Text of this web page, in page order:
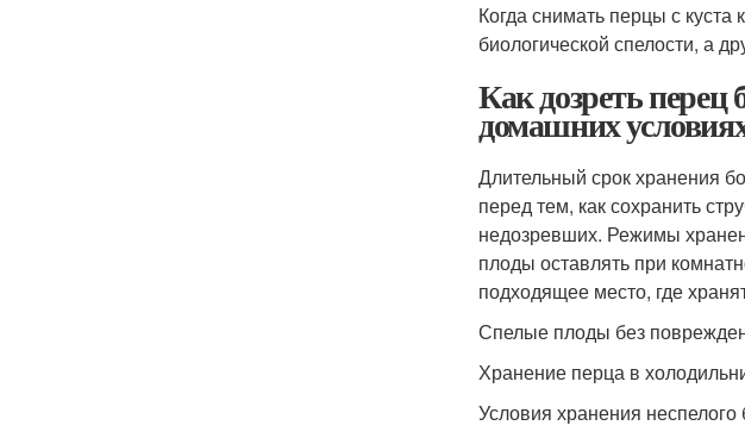
Когда снимать перцы с
биологической спелости, а
Как дозреть
домашних
Длительный срок хранения
перед тем, как сохранить
недозревших. Режимы
плоды оставлять при
подходящее место, где
Спелые плоды без
Хранение перца в
Условия хранения